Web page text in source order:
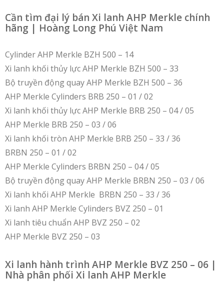
Cần tìm đại lý bán Xi lanh AHP Merkle chính
hãng | Hoàng Long Phú Việt Nam
Cylinder AHP Merkle BZH 500 – 14
Xi lanh khối thủy lực AHP Merkle BZH 500 – 33
Bộ truyền động quay AHP Merkle BZH 500 – 36
AHP Merkle Cylinders BRB 250 – 01 / 02
Xi lanh khối thủy lực AHP Merkle BRB 250 – 04 / 05
AHP Merkle BRB 250 – 03 / 06
Xi lanh khối tròn AHP Merkle BRB 250 – 33 / 36
BRBN 250 – 01 / 02
AHP Merkle Cylinders BRBN 250 – 04 / 05
Bộ truyền động quay AHP Merkle BRBN 250 – 03 / 06
Xi lanh khối AHP Merkle BRBN 250 – 33 / 36
Xi lanh AHP Merkle Cylinders BVZ 250 – 01
Xi lanh tiêu chuẩn AHP BVZ 250 – 02
AHP Merkle BVZ 250 – 03
Xi lanh hành trình AHP Merkle BVZ 250 – 06 |
Nhà phân phối Xi lanh AHP Merkle